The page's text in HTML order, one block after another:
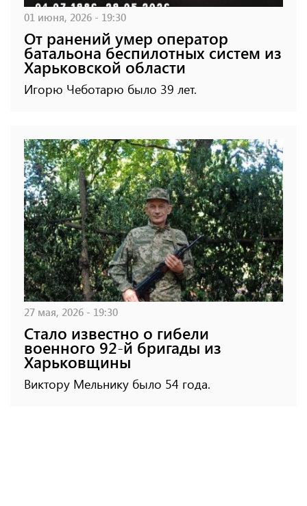
01 июня, 2026 - 19:30
От ранений умер оператор
батальона беспилотных систем из
Харьковской области
Игорю Чеботарю было 39 лет.
27 мая, 2026 - 19:30
Стало известно о гибели
военного 92-й бригады из
Харьковщины
Виктору Мельнику было 54 года.